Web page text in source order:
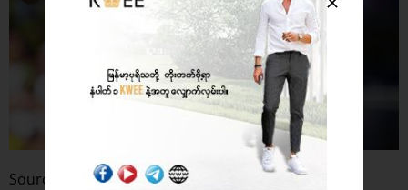
Source : Daily Express